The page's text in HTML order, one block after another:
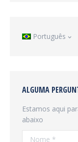
Português
ALGUMA
Estamos aqui
abaixo
Nome *